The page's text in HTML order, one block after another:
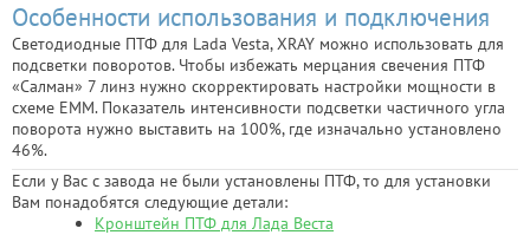
Особенности использования и подключения
Светодиодные ПТФ для Lada Vesta, XRAY можно использовать для
подсветки поворотов. Чтобы избежать мерцания свечения ПТФ
«Салман» 7 линз нужно скорректировать настройки мощности в
схеме ЕММ. Показатель интенсивности подсветки частичного угла
поворота нужно выставить на 100%, где изначально установлено
46%.
Если у Вас с завода не были установлены ПТФ, то для установки
Вам понадобятся следующие детали:
Кронштейн ПТФ для Лада Веста